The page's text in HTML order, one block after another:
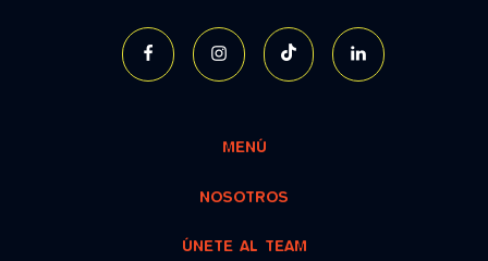
MENÚ
NOSOTROS
ÚNETE AL TEAM